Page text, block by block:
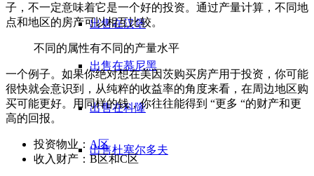
出售在汉堡
出售在慕尼黑
出售在科隆
出售杜塞尔多夫
子，不一定意味着它是一个好的投资。通过产量计算，不同地
点和地区的房产可以相互比较。
不同的属性有不同的产量水平
一个例子。如果你绝对想在美因茨购买房产用于投资，你可能
很快就会意识到，从纯粹的收益率的角度来看，在周边地区购
买可能更好。用同样的钱，你往往能得到 “更多 “的财产和更
高的回报。
投资物业： A区
收入财产 ：B区和C区